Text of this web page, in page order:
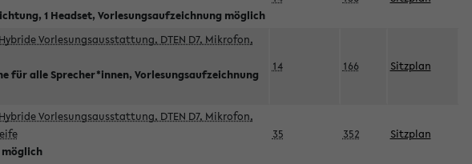
1 Headset, Vorlesungsaufzeichnung möglich
Vorlesungsausstattung, DTEN D7, Mikrofon,
für alle Sprecher*innen, Vorlesungsaufzeichnung
14 166 Sitzplan
Vorlesungsausstattung, DTEN D7, Mikrofon,
möglich
35 352 Sitzplan